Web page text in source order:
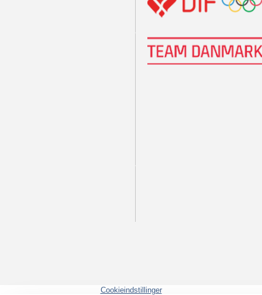
Cookieindstillinger